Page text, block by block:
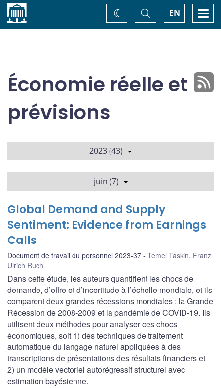
Accueil EN
Basculer
la
recherche
Changez
de
Économie réelle et
prévisions
2023 (43)
juin (7)
Global Demand and Supply
Sentiment: Evidence from Earnings
Calls
Document de travail du personnel 2023-37 Temel Taskin, Franz
Ulrich Ruch
Dans cette étude, les auteurs quantifient les chocs de
demande, d’offre et d’incertitude à l’échelle mondiale, et ils
comparent deux grandes récessions mondiales : la Grande
Récession de 2008-2009 et la pandémie de COVID-19. Ils
utilisent deux méthodes pour analyser ces chocs
économiques, soit 1) des techniques de traitement
automatique du langage naturel appliquées à des
transcriptions de présentations des résultats financiers et
2) un modèle vectoriel autorégressif structurel avec
estimation bayésienne.